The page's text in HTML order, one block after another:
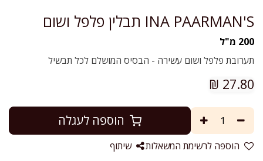
INA PAARMAN'S תבלין פלפל ושום
200 מ"ל
תערובת פלפל ושום עשירה - הבסיס המושלם לכל תבשיל
27.80
₪
הוספה לעגלה
הוספה לרשימת המשאלות שיתוף